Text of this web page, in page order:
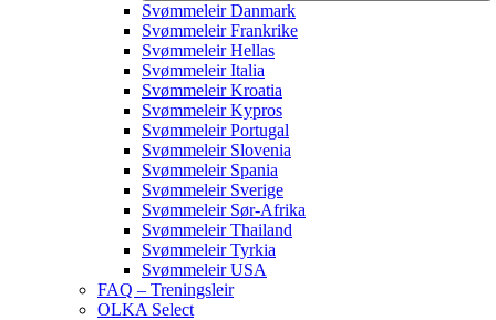
Svømmeleir Danmark
Svømmeleir Frankrike
Svømmeleir Hellas
Svømmeleir Italia
Svømmeleir Kroatia
Svømmeleir Kypros
Svømmeleir Portugal
Svømmeleir Slovenia
Svømmeleir Spania
Svømmeleir Sverige
Svømmeleir Sør-Afrika
Svømmeleir Thailand
Svømmeleir Tyrkia
Svømmeleir USA
FAQ – Treningsleir
OLKA Select